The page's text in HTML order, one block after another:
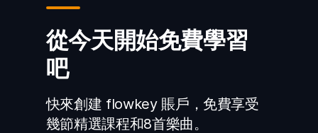
從今天開始免費學習
吧
快來創建 flowkey 賬戶，免費享受
幾節精選課程和8首樂曲。